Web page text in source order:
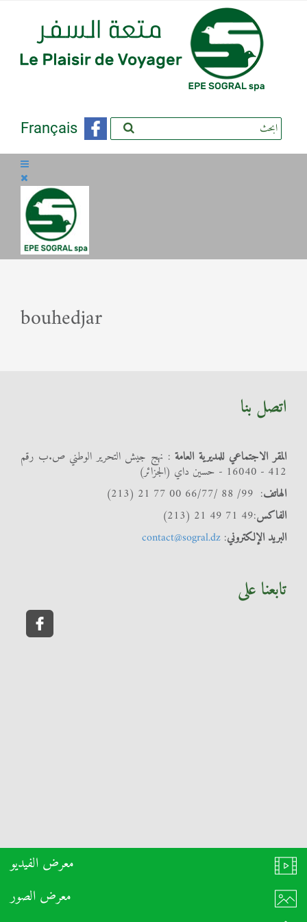
Français
bouhedjar
اتصل بنا
المقر الاجتماعي للمديرية العامة : نهج جيش التحرير الوطني ص.ب رقم
412 - 16040 - حسين داي (الجزائر)
الهاتف: 99/ 88 /66/77 00 77 21 (213)
الفاكس:49 71 49 21 (213)
البريد الإلكتروني:
contact@sogral.dz
تابعنا على
معرض الفيديو
معرض الصور